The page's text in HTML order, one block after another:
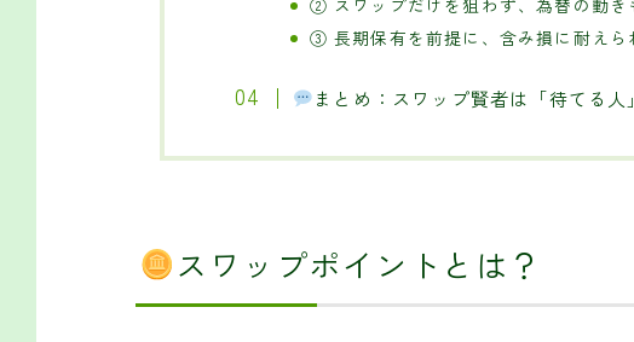
② スワップだけを狙わず、為替の動き
③ 長期保有を前提に、含み損に耐えら
まとめ：スワップ賢者は「待てる人」
スワップポイントとは？